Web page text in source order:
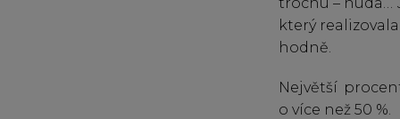
který
hodně.
Největší
o více než 50 %.